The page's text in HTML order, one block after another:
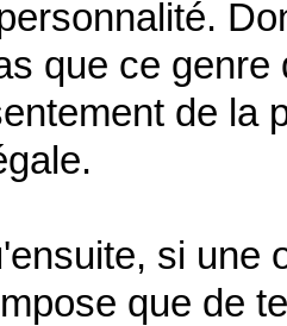
que ce
de la
si une
que de